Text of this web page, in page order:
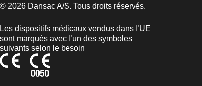
© 2026 Dansac A/S. Tous droits réservés.
Les dispositifs médicaux vendus dans l’UE
sont marqués avec l’un des symboles
suivants selon le besoin